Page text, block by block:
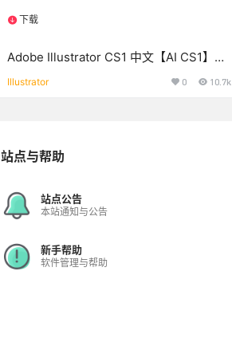
下载
Adobe Illustrator CS1 中文【AI CS1】破
Illustrator 0 10.7k
站点与帮助
站点公告
本站通知与公告
新手帮助
软件管理与帮助